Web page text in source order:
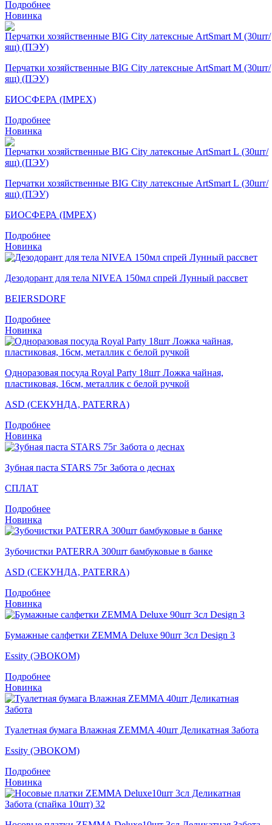
Подробнее
Новинка
Перчатки хозяйственные BIG City латексные ArtSmart M (30шт/
ящ) (ПЭУ)
БИОСФЕРА (IMPEX)
Подробнее
Новинка
Перчатки хозяйственные BIG City латексные ArtSmart L (30шт/
ящ) (ПЭУ)
БИОСФЕРА (IMPEX)
Подробнее
Новинка
Дезодорант для тела NIVEA 150мл спрей Лунный рассвет
BEIERSDORF
Подробнее
Новинка
Одноразовая посуда Royal Party 18шт Ложка чайная,
пластиковая, 16см, металлик с белой ручкой
ASD (СЕКУНДА, PATERRA)
Подробнее
Новинка
Зубная паста STARS 75г Забота о деснах
СПЛАТ
Подробнее
Новинка
Зубочистки PATERRA 300шт бамбуковые в банке
ASD (СЕКУНДА, PATERRA)
Подробнее
Новинка
Бумажные салфетки ZEMMA Deluxe 90шт 3сл Design 3
Essity (ЭВОКОМ)
Подробнее
Новинка
Туалетная бумага Влажная ZEMMA 40шт Деликатная Забота
Essity (ЭВОКОМ)
Подробнее
Новинка